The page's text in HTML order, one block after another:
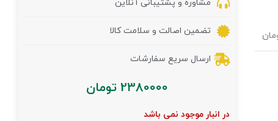
مشاوره و پشتیبانی آنلاین
تضمین اصالت و سلامت کالا
ارسال سریع سفارشات
2380000 تومان
در انبار موجود نمی باشد